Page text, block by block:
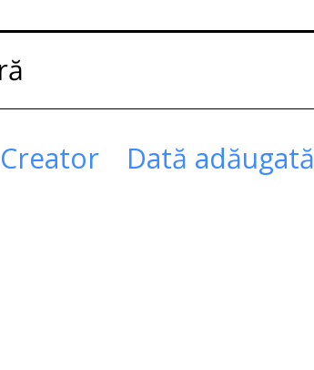
Creator Dată adăugată